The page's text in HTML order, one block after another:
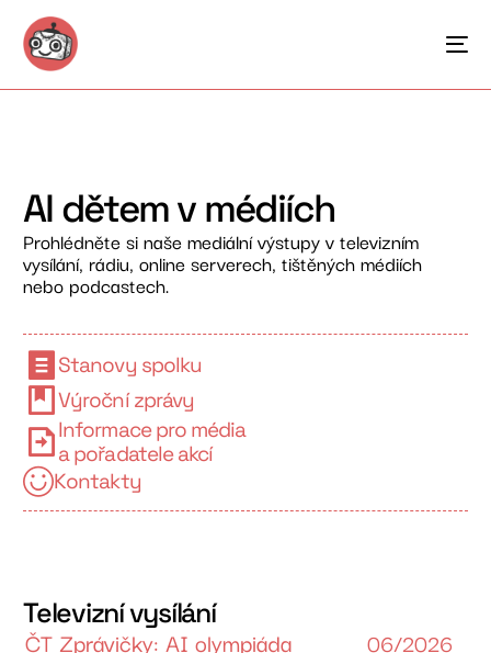
AI dětem v médiích
Prohlédněte si naše mediální výstupy v televizním
vysílání, rádiu, online serverech, tištěných médiích
nebo podcastech.
Stanovy spolku
Výroční zprávy
Informace pro média
a pořadatele akcí
Kontakty
Televizní vysílání
ČT Zprávičky: AI olympiáda
06/2026